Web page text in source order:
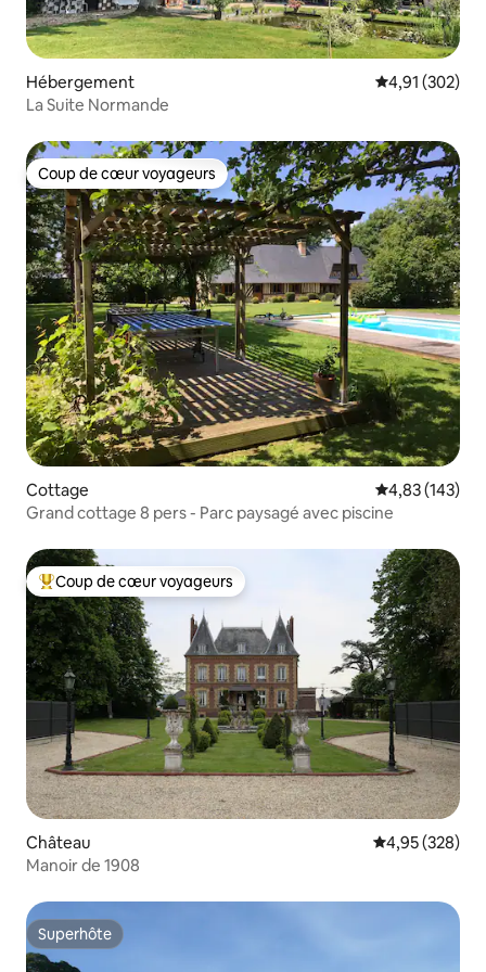
Hébergement Évaluation
4,91 (302)
La Suite Normande
Coup de cœur voyageurs
Coup de cœur voyageurs
Cottage Évaluation
4,83 (143)
Grand cottage 8 pers - Parc paysagé avec piscine
Coups de cœur voyageurs les plus appréciés
Coup de cœur voyageurs
Château Évaluation
4,95 (328)
Manoir de 1908
Superhôte
Superhôte